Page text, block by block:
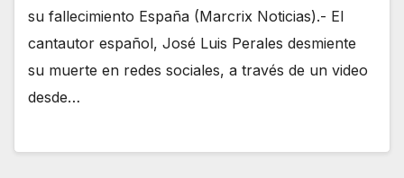
su fallecimiento España (Marcrix Noticias).- El
cantautor español, José Luis Perales desmiente
su muerte en redes sociales, a través de un video
desde…